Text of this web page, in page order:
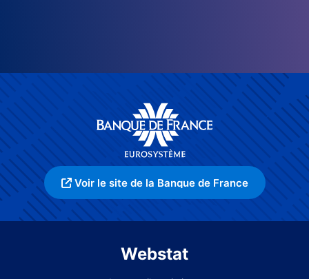
Voir le site de la Banque de France
Webstat